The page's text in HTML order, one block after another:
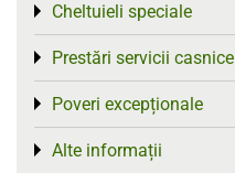
Cheltuieli speciale
Toggle menu
Prestări servicii casnice
Toggle menu
Poveri excepționale
Toggle menu
Alte informații
Toggle menu